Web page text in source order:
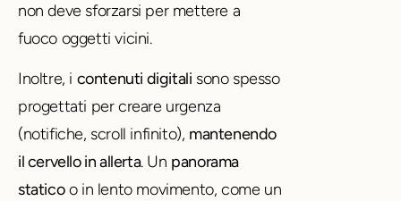
non deve sforzarsi per mettere a
fuoco oggetti vicini.
Inoltre, i contenuti digitali sono spesso
progettati per creare urgenza
(notifiche, scroll infinito), mantenendo
il cervello in allerta. Un panorama
staticoo in lento movimento, come un